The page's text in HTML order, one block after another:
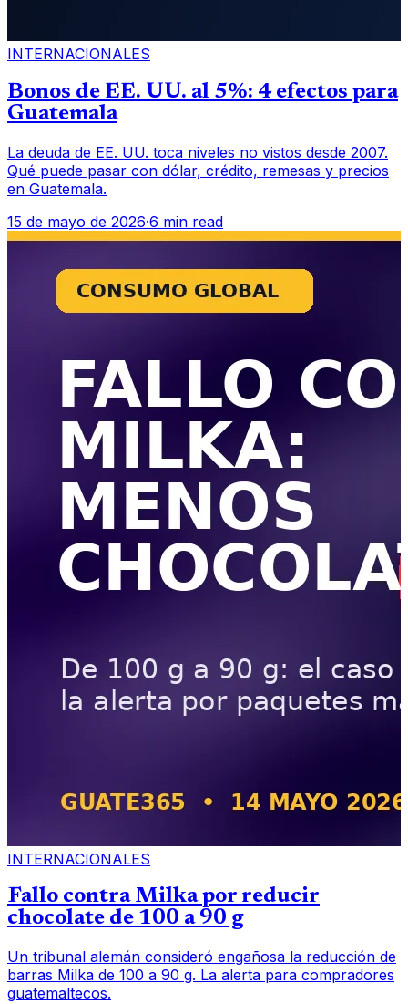
INTERNACIONALES
Bonos de EE. UU. al 5%: 4 efectos para
Guatemala
La deuda de EE. UU. toca niveles no vistos desde 2007.
Qué puede pasar con dólar, crédito, remesas y precios
en Guatemala.
15 de mayo de 2026·6 min read
INTERNACIONALES
Fallo contra Milka por reducir
chocolate de 100 a 90 g
Un tribunal alemán consideró engañosa la reducción de
barras Milka de 100 a 90 g. La alerta para compradores
guatemaltecos.